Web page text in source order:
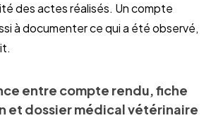
des actes réalisés. Un compte
à documenter ce qui a été observé,
entre compte rendu, fiche
et dossier médical vétérinaire